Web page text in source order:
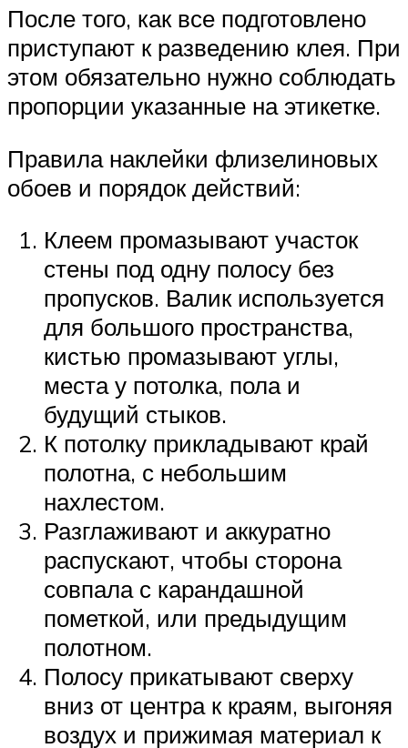
После того, как все подготовлено
приступают к разведению клея. При
этом обязательно нужно соблюдать
пропорции указанные на этикетке.
Правила наклейки флизелиновых
обоев и порядок действий:
Клеем промазывают участок
стены под одну полосу без
пропусков. Валик используется
для большого пространства,
кистью промазывают углы,
места у потолка, пола и
будущий стыков.
К потолку прикладывают край
полотна, с небольшим
нахлестом.
Разглаживают и аккуратно
распускают, чтобы сторона
совпала с карандашной
пометкой, или предыдущим
полотном.
Полосу прикатывают сверху
вниз от центра к краям, выгоняя
воздух и прижимая материал к